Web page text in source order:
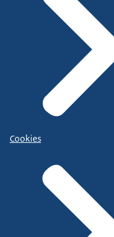
Cookies